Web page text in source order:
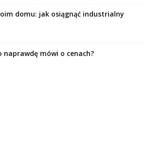
domu: jak osiągnąć industrialny
naprawdę mówi o cenach?